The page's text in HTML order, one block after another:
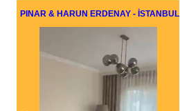
PINAR & HARUN ERDENAY - İSTANBUL